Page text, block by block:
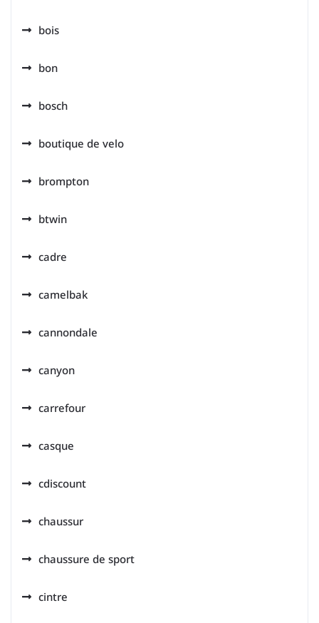
bois
bon
bosch
boutique de velo
brompton
btwin
cadre
camelbak
cannondale
canyon
carrefour
casque
cdiscount
chaussur
chaussure de sport
cintre